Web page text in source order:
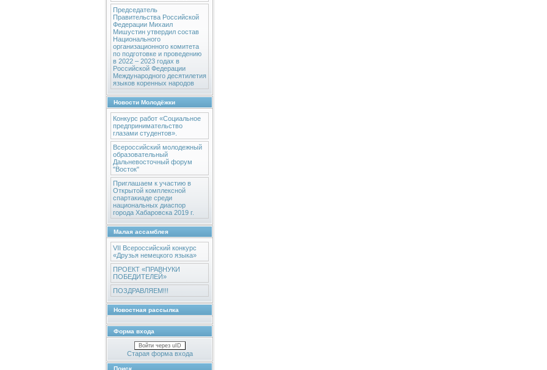
Председатель
Правительства Российской
Федерации Михаил
Мишустин утвердил состав
Национального
организационного комитета
по подготовке и проведению
в 2022 – 2023 годах в
Российской Федерации
Международного десятилетия
языков коренных народов
Новости Молодёжки
Конкурс работ «Социальное
предпринимательство
глазами студентов».
Всероссийский молодежный
образовательный
Дальневосточный форум
"Восток"
Приглашаем к участию в
Открытой комплексной
спартакиаде среди
национальных диаспор
города Хабаровска 2019 г.
Малая ассамблея
VII Всероссийский конкурс
«Друзья немецкого языка»
ПРОЕКТ «ПРАВНУКИ
ПОБЕДИТЕЛЕЙ»
ПОЗДРАВЛЯЕМ!!!
Новостная рассылка
Форма входа
Войти через uID
Старая форма входа
Поиск